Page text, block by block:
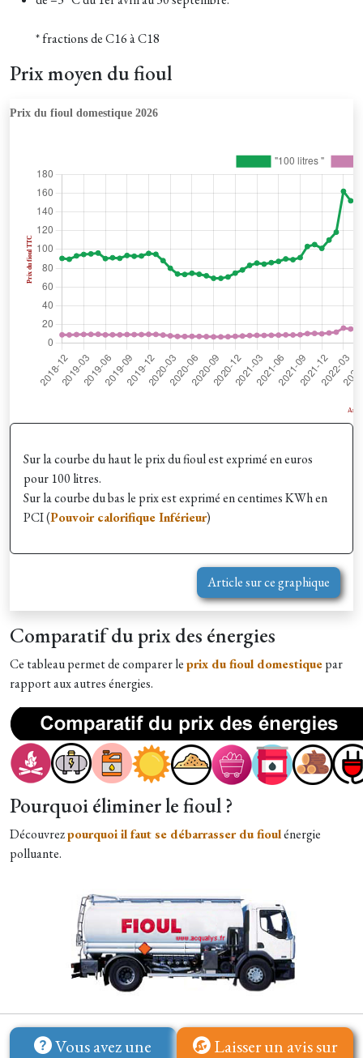
* fractions de C16 à C18
Prix moyen du fioul
Sur la courbe du haut le prix du fioul est exprimé en euros
pour 100 litres.
Sur la courbe du bas le prix est exprimé en centimes KWh en
PCI (Pouvoir calorifique Inférieur)
Article sur ce graphique
Comparatif du prix des énergies
Ce tableau permet de comparer leprix du fioul domestiquepar
rapport aux autres énergies.
Pourquoi éliminer le fioul ?
Découvrezpourquoi il faut se débarrasser du fioulénergie
polluante.
Vous avez une
Laisser un avis sur